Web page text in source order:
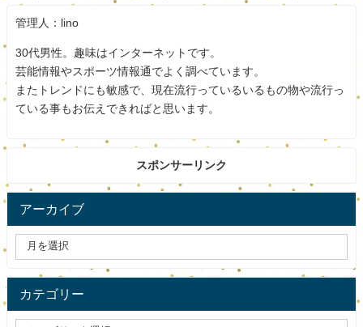
管理人：lino
30代男性。趣味はインターネットです。
芸能情報やスポーツ情報通でよく調べています。
またトレンドにも敏感で、現在流行っているいるもの物や流行っ
ている事もお伝えできればと思います。
スポンサーリンク
アーカイブ
カテゴリー